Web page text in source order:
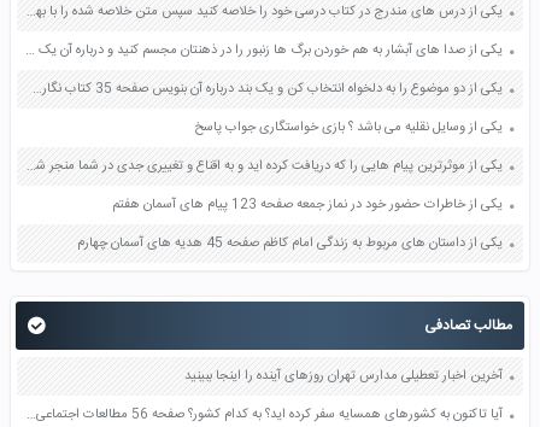
یکی از درس های مندرج در کتاب درسی خود را خلاصه کنید سپس متن خلاصه شده را با بهره گیری از روش های دسته بندی نمودار جدول نقشه مفهومی نشان دهید صفحه 118 نگارش یازدهم
یکی از صدا های آبشار به هم خوردن برگ ها زنبور را در ذهنتان مجسم کنید و درباره آن یک بند بنویسید صفحه 11 نگارش پنجم
یکی از دو موضوع را به دلخواه انتخاب کن و یک بند درباره آن بنویس صفحه 35 کتاب نگارش فارسی سوم
یکی از وسایل نقلیه می باشد ؟ بازی خواستگاری جواب پاسخ
یکی از موثرترین پیام هایی را که دریافت کرده اید و به اقناع و تغییری جدی در شما منجر شده است برسی کنید و علت این تاثیر گذاری قابل توجه را بنویسید صفحه 52 تفکر و سواد رسانه ای دهم
یکی از خاطرات حضور خود در نماز جمعه صفحه 123 پیام های آسمان هفتم
یکی از داستان های مربوط به زندگی امام کاظم صفحه 45 هدیه های آسمان چهارم
مطالب تصادفی
آخرین اخبار تعطیلی مدارس تهران روزهای آینده را اینجا ببینید
آیا تاکنون به کشورهای همسایه سفر کرده اید؟ به کدام کشور؟ صفحه 56 مطالعات اجتماعی پنجم